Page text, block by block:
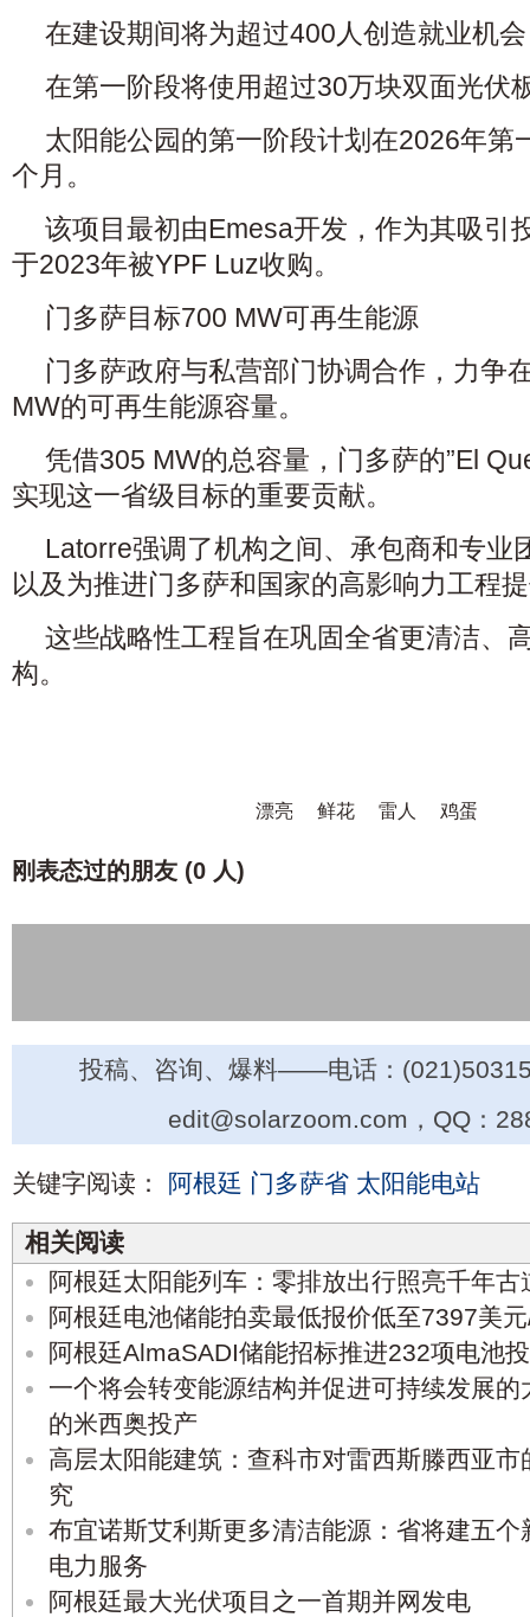
在建设期间将为超过400人创造就业机会
在第一阶段将使用超过30万块双面光伏
太阳能公园的第一阶段计划在2026年第
个月。
该项目最初由Emesa开发，作为其吸引
于2023年被YPF Luz收购。
门多萨目标700 MW可再生能源
门多萨政府与私营部门协调合作，力争
MW的可再生能源容量。
凭借305 MW的总容量，门多萨的”El
实现这一省级目标的重要贡献。
Latorre强调了机构之间、承包商和专业
以及为推进门多萨和国家的高影响力工程
这些战略性工程旨在巩固全省更清洁、
构。
漂亮 鲜花 雷人 鸡蛋
刚表态过的朋友 (0 人)
投稿、咨询、爆料——电话：
edit@solarzoom.com，QQ：
关键字阅读： 阿根廷 门多萨省 太阳能电站
相关阅读
阿根廷太阳能列车：零排放出行照亮千年古
阿根廷电池储能拍卖最低报价低至7397美
阿根廷AlmaSADI储能招标推进232项电池
一个将会转变能源结构并促进可持续发展
的米西奥投产
高层太阳能建筑：查科市对雷西斯滕西亚
究
布宜诺斯艾利斯更多清洁能源：省将建五
电力服务
阿根廷最大光伏项目之一首期并网发电